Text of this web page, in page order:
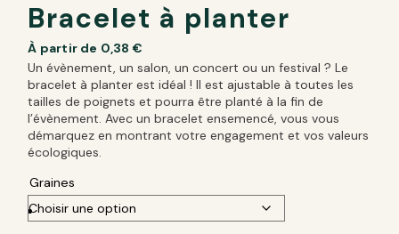
Bracelet à planter
À partir de 0,38 €
Un évènement, un salon, un concert ou un festival ? Le
bracelet à planter est idéal ! Il est ajustable à toutes les
tailles de poignets et pourra être planté à la fin de
l’évènement. Avec un bracelet ensemencé, vous vous
démarquez en montrant votre engagement et vos valeurs
écologiques.
Graines